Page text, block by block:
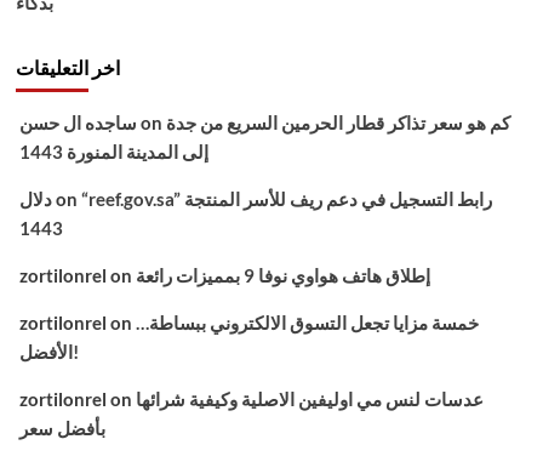
اخر التعليقات
ساجده ال حسن on كم هو سعر تذاكر قطار الحرمين السريع من جدة
إلى المدينة المنورة 1443
دلالon “reef.gov.sa” رابط التسجيل في دعم ريف للأسر المنتجة
1443
zortilonrel on إطلاق هاتف هواوي نوفا 9 بمميزات رائعة
zortilonrel on خمسة مزايا تجعل التسوق الالكتروني ببساطة…
الأفضل!
zortilonrel on عدسات لنس مي اوليفين الاصلية وكيفية شرائها
بأفضل سعر